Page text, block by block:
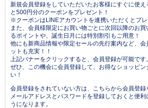
新規会員登録をしていただいたお客様にすぐに使え
と500円分のクーポンをプレゼント！
※クーポンはLINEアカウントを連携いただくとプレ
また、会員様限定にお買い物ごとに次回以降のお
るポイントや、誕生日月には特別割引もご用意！
他にも新商品情報や限定セールの先行案内など、会
ットも充実！！
上記バナーをクリックすると、会員登録が可能です。
ぜひ、この機会に会員登録して、お得なショッピン
い！
会員登録をされていない方は、こちらから会員登録
メールアドレスとパスワードを登録しておくと便利
うになります。